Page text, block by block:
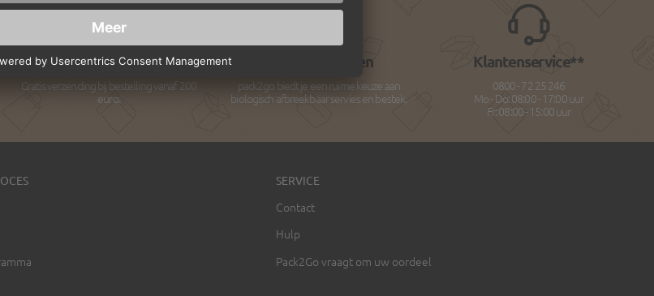
Gratis Verzending
Gratis verzending bij bestelling vanaf 200
euro.
Bioverpakkingen
pack2go biedt je een ruime keuze aan
biologisch afbreekbaar servies en bestek.
Klantenservice**
0800 - 72 25 246
Mo - Do: 08:00 - 17:00 uur
Fr: 08:00 - 15:00 uur
SERVICE
Contact
Hulp
Pack2Go vraagt om uw oordeel